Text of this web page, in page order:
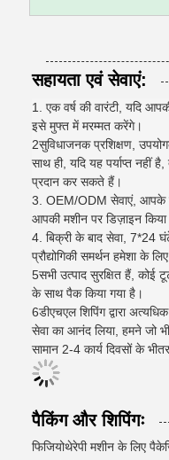
सहायता एवं सेवाएं:
1. एक वर्ष की वारंटी, यदि
इसे मुफ्त में मरम्मत करेंगे।
2सुविधाजनक प्रशिक्षण,
साथ ही, यदि यह पर्याप्त नहीं
प्रदान कर सकते हैं।
3. OEM/ODM सेवाएं, आपके
आपकी मशीन पर डिज़ाइन
4. बिक्री के बाद सेवा, 7*24
प्रौद्योगिकी समर्थन हमेशा के
5सभी उत्पाद सुरक्षित हैं, कोई
के साथ पैक किया गया है।
6डीएचएल शिपिंग द्वारा
सेवा का आनंद लिया, हमने जो
सामान 2-4 कार्य दिवसों के
पैकिंग और शिपिंगः
फिजियोथेरेपी मशीन के लिए